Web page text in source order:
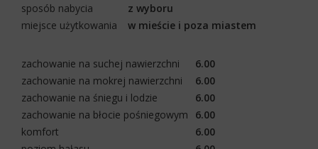
sposób nabycia
z wyboru
miejsce użytkowania
w mieście i poza miastem
zachowanie na suchej nawierzchni
6.00
zachowanie na mokrej nawierzchni
6.00
zachowanie na śniegu i lodzie
6.00
zachowanie na błocie pośniegowym
6.00
komfort
6.00